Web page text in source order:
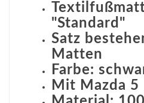
"Standard"
Satz
Matten
Farbe:
Mit Mazda 5